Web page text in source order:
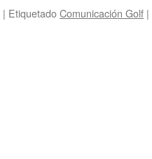
| EtiquetadoComunicación Golf |